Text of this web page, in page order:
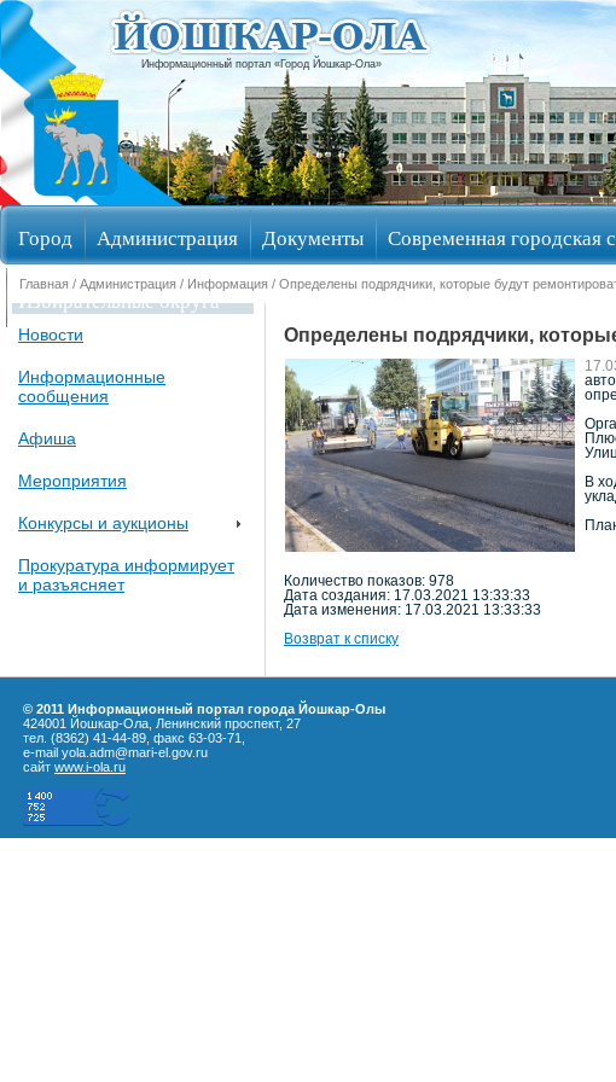
Информационный портал «Город Йошкар-Ола»
Город Администрация Документы Современная городская
Избирательные округа
Главная / Администрация / Информация / Определены подрядчики, которые будут
Новости
Информационные
сообщения
Афиша
Мероприятия
Конкурсы и аукционы
Прокуратура информирует
и разъясняет
Определены подрядчики,
В
Количество показов: 978
Дата создания: 17.03.2021 13:33:33
Дата изменения: 17.03.2021 13:33:33
Возврат к списку
© 2011 Информационный портал города Йошкар-Олы
424001 Йошкар-Ола, Ленинский проспект, 27
тел. (8362) 41-44-89, факс 63-03-71,
e-mail yola.adm@mari-el.gov.ru
сайт www.i-ola.ru